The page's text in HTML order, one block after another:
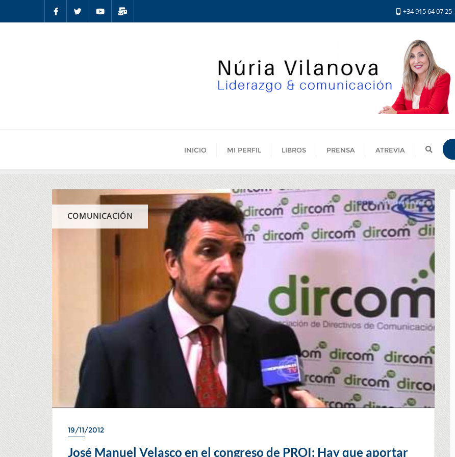
+34 915 64 07 25
INICIO MI PERFIL LIBROS PRENSA ATREVIA
COMUNICACIÓN
19/11/2012
José Manuel Velasco en el congreso de PROI: Hay que aportar